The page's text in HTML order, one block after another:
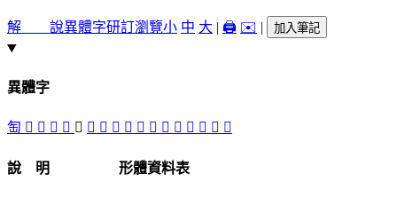
解 說異體字研訂瀏覽小 中 大 | 🖨️ ✉️ | 加入筆記
異體字
匋 󶙮 󶙯 󶙬 𨹋 󶙣 󶙤 󶙪 󶙧 󶙦 󶙨 󶙥 𨺃 󶙩 󶙢 󶙫 󶙡 󶙭
說 明 形體資料表